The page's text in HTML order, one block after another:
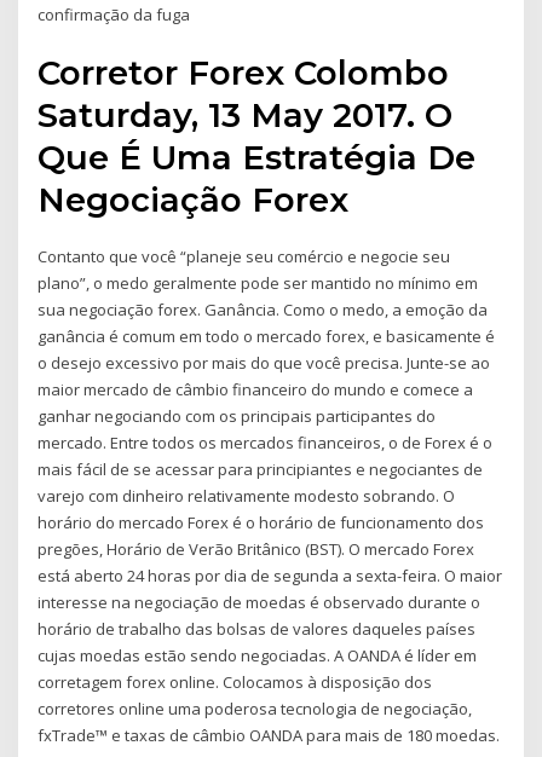
confirmação da fuga
Corretor Forex Colombo
Saturday, 13 May 2017. O
Que É Uma Estratégia De
Negociação Forex
Contanto que você “planeje seu comércio e negocie seu
plano”, o medo geralmente pode ser mantido no mínimo em
sua negociação forex. Ganância. Como o medo, a emoção da
ganância é comum em todo o mercado forex, e basicamente é
o desejo excessivo por mais do que você precisa. Junte-se ao
maior mercado de câmbio financeiro do mundo e comece a
ganhar negociando com os principais participantes do
mercado. Entre todos os mercados financeiros, o de Forex é o
mais fácil de se acessar para principiantes e negociantes de
varejo com dinheiro relativamente modesto sobrando. O
horário do mercado Forex é o horário de funcionamento dos
pregões, Horário de Verão Britânico (BST). O mercado Forex
está aberto 24 horas por dia de segunda a sexta-feira. O maior
interesse na negociação de moedas é observado durante o
horário de trabalho das bolsas de valores daqueles países
cujas moedas estão sendo negociadas. A OANDA é líder em
corretagem forex online. Colocamos à disposição dos
corretores online uma poderosa tecnologia de negociação,
fxTrade™ e taxas de câmbio OANDA para mais de 180 moedas.